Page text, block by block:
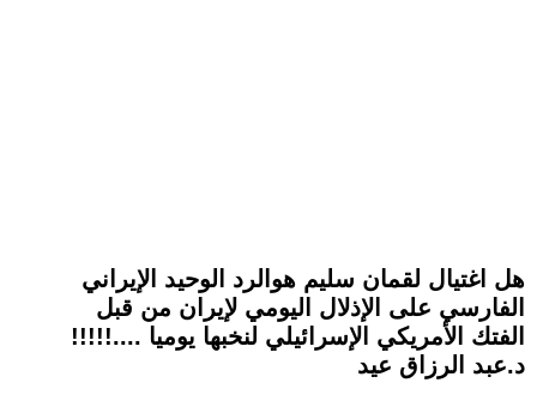
هل اغتيال لقمان سليم هوالرد الوحيد الإيراني
الفارسي على الإذلال اليومي لإيران من قبل
الفتك الأمريكي الإسرائيلي لنخبها يوميا ....!!!!!
د.عبد الرزاق عيد